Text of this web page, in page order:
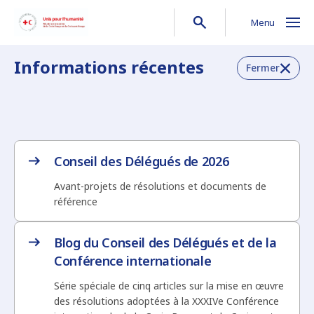
Menu
Informations récentes Fermer
Conseil des Délégués de 2026
Avant-projets de résolutions et documents de
référence
Blog du Conseil des Délégués et de la
Conférence internationale
Série spéciale de cinq articles sur la mise en œuvre
des résolutions adoptées à la XXXIVe Conférence